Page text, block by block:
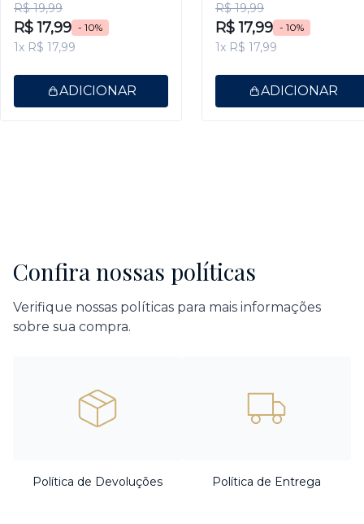
R$ 19,99
R$ 17,99 - 10%
1x R$ 17,99
ADICIONAR
R$ 19,99
R$ 17,99 - 10%
1x R$ 17,99
ADICIONAR
Confira nossas políticas
Verifique nossas políticas para mais informações
sobre sua compra.
Política de Devoluções Política de Entrega